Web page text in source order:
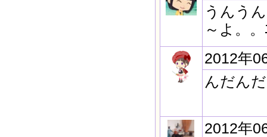
うんう
～よ。
2012年
んだん
2012年